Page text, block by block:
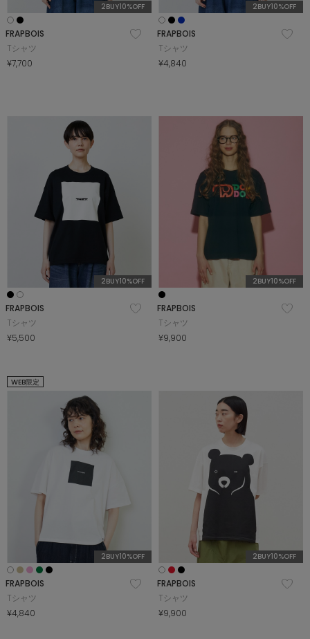
2BUY10%OFF
FRAPBOIS
Tシャツ
¥7,700
2BUY10%OFF
FRAPBOIS
Tシャツ
¥4,840
2BUY10%OFF
FRAPBOIS
Tシャツ
¥5,500
2BUY10%OFF
FRAPBOIS
Tシャツ
¥9,900
WEB限定
2BUY10%OFF
FRAPBOIS
Tシャツ
¥4,840
2BUY10%OFF
FRAPBOIS
Tシャツ
¥9,900